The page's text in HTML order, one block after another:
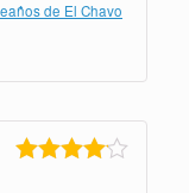
de El Chavo